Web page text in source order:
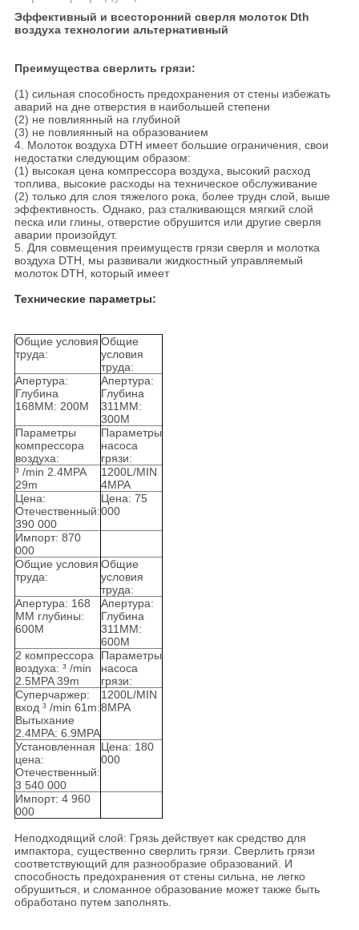
Эффективный и всесторонний сверля молоток Dth
воздуха технологии альтернативный
Преимущества сверлить грязи:
(1) сильная способность предохранения от стены избежать
аварий на дне отверстия в наибольшей степени
(2) не повлиянный на глубиной
(3) не повлиянный на образованием
4. Молоток воздуха DTH имеет большие ограничения, свои
недостатки следующим образом:
(1) высокая цена компрессора воздуха, высокий расход
топлива, высокие расходы на техническое обслуживание
(2) только для слоя тяжелого рока, более трудн слой, выше
эффективность. Однако, раз сталкивающся мягкий слой
песка или глины, отверстие обрушится или другие сверля
аварии произойдут.
5. Для совмещения преимуществ грязи сверля и молотка
воздуха DTH, мы развивали жидкостный управляемый
молоток DTH, который имеет
Технические параметры:
Общие условия
труда:
Общие
условия
труда:
Апертура:
Глубина
168MM: 200M
Апертура:
Глубина
311MM:
300M
Параметры
компрессора
воздуха:
Параметры
насоса
грязи:
³ /min 2.4MPA
29m
1200L/MIN
4MPA
Цена:
Отечественный:
390 000
Цена: 75
000
Импорт: 870
000
Общие условия
труда:
Общие
условия
труда:
Апертура: 168
MM глубины:
600M
Апертура:
Глубина
311MM:
600M
2 компрессора
воздуха: ³ /min
2.5MPA 39m
Параметры
насоса
грязи:
Суперчаржер:
вход ³ /min 61m:
Вытыхание
2.4MPA: 6.9MPA
1200L/MIN
8MPA
Установленная
цена:
Отечественный:
3 540 000
Цена: 180
000
Импорт: 4 960
000
Неподходящий слой: Грязь действует как средство для
импактора, существенно сверлить грязи. Сверлить грязи
соответствующий для разнообразие образований. И
способность предохранения от стены сильна, не легко
обрушиться, и сломанное образование может также быть
обработано путем заполнять.